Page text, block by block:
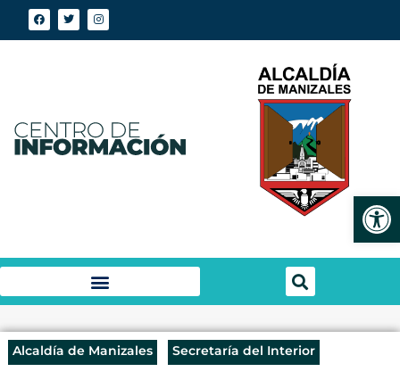
Alcaldía de Manizales Secretaría del Interior